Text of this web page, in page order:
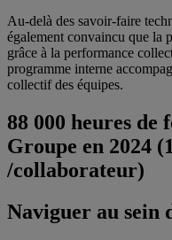
Au-delà des savoir-faire
également convaincu que la
grâce à la performance
programme interne
collectif des équipes.
88 000 heures de
Groupe en 2024
/collaborateur)
Naviguer au sein